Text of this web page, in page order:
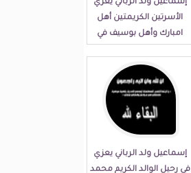
إسماعيل ولد الرباني يعزي
الأسرتين الكريمتين أهل
امبارك وأهل بوسيف في
إسماعيل ولد الرباني يعزي
في رحيل الوالد الكريم محمد